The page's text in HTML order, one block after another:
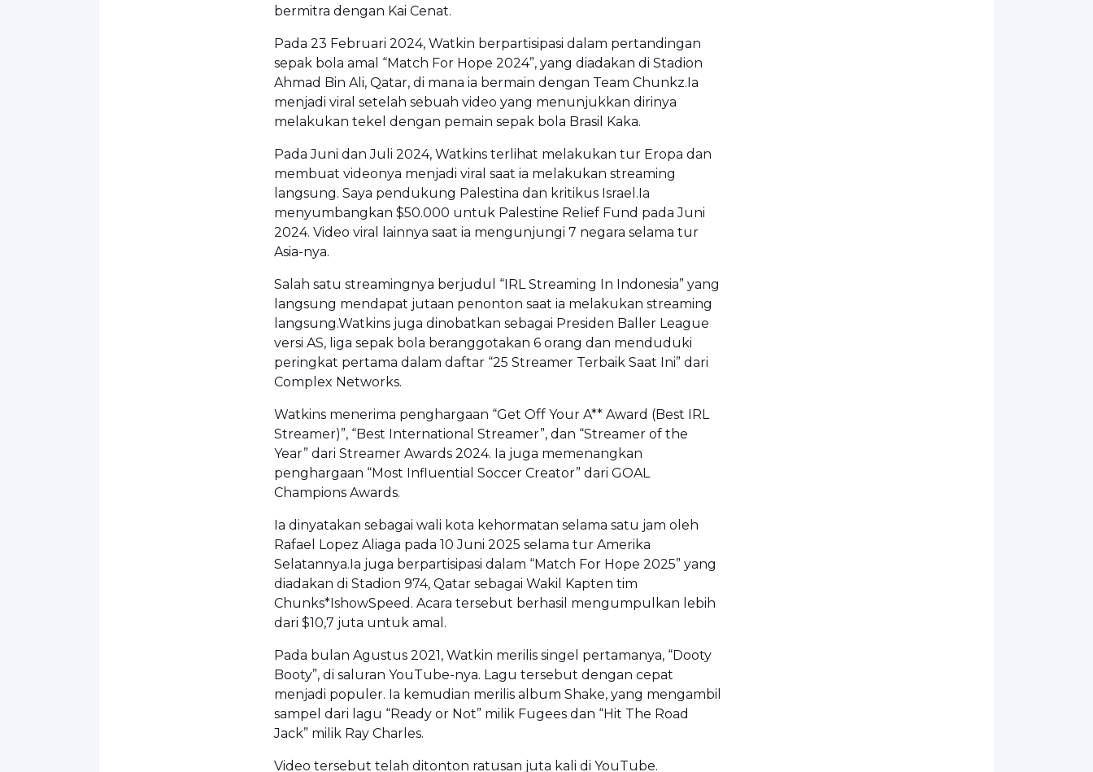
bermitra dengan Kai Cenat.
Pada 23 Februari 2024, Watkin berpartisipasi dalam pertandingan
sepak bola amal “Match For Hope 2024”, yang diadakan di Stadion
Ahmad Bin Ali, Qatar, di mana ia bermain dengan Team Chunkz.Ia
menjadi viral setelah sebuah video yang menunjukkan dirinya
melakukan tekel dengan pemain sepak bola Brasil Kaka.
Pada Juni dan Juli 2024, Watkins terlihat melakukan tur Eropa dan
membuat videonya menjadi viral saat ia melakukan streaming
langsung. Saya pendukung Palestina dan kritikus Israel.Ia
menyumbangkan $50.000 untuk Palestine Relief Fund pada Juni
2024. Video viral lainnya saat ia mengunjungi 7 negara selama tur
Asia-nya.
Salah satu streamingnya berjudul “IRL Streaming In Indonesia” yang
langsung mendapat jutaan penonton saat ia melakukan streaming
langsung.Watkins juga dinobatkan sebagai Presiden Baller League
versi AS, liga sepak bola beranggotakan 6 orang dan menduduki
peringkat pertama dalam daftar “25 Streamer Terbaik Saat Ini” dari
Complex Networks.
Watkins menerima penghargaan “Get Off Your A** Award (Best IRL
Streamer)”, “Best International Streamer”, dan “Streamer of the
Year” dari Streamer Awards 2024. Ia juga memenangkan
penghargaan “Most Influential Soccer Creator” dari GOAL
Champions Awards.
Ia dinyatakan sebagai wali kota kehormatan selama satu jam oleh
Rafael Lopez Aliaga pada 10 Juni 2025 selama tur Amerika
Selatannya.Ia juga berpartisipasi dalam “Match For Hope 2025” yang
diadakan di Stadion 974, Qatar sebagai Wakil Kapten tim
Chunks*IshowSpeed. Acara tersebut berhasil mengumpulkan lebih
dari $10,7 juta untuk amal.
Pada bulan Agustus 2021, Watkin merilis singel pertamanya, “Dooty
Booty”, di saluran YouTube-nya. Lagu tersebut dengan cepat
menjadi populer. Ia kemudian merilis album Shake, yang mengambil
sampel dari lagu “Ready or Not” milik Fugees dan “Hit The Road
Jack” milik Ray Charles.
Video tersebut telah ditonton ratusan juta kali di YouTube.